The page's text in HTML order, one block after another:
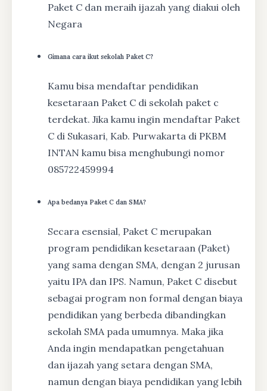
Paket C dan meraih ijazah yang diakui oleh
Negara
Gimana cara ikut sekolah Paket C?
Kamu bisa mendaftar pendidikan
kesetaraan Paket C di sekolah paket c
terdekat. Jika kamu ingin mendaftar Paket
C di Sukasari, Kab. Purwakarta di PKBM
INTAN kamu bisa menghubungi nomor
085722459994
Apa bedanya Paket C dan SMA?
Secara esensial, Paket C merupakan
program pendidikan kesetaraan (Paket)
yang sama dengan SMA, dengan 2 jurusan
yaitu IPA dan IPS. Namun, Paket C disebut
sebagai program non formal dengan biaya
pendidikan yang berbeda dibandingkan
sekolah SMA pada umumnya. Maka jika
Anda ingin mendapatkan pengetahuan
dan ijazah yang setara dengan SMA,
namun dengan biaya pendidikan yang lebih